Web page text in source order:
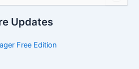
Updates
Free Edition